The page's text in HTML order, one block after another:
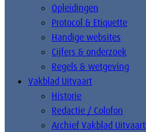
Opleidingen
Protocol & Etiquette
Handige websites
Cijfers & onderzoek
Regels & wetgeving
Vakblad Uitvaart
Historie
Redactie / Colofon
Archief Vakblad Uitvaart